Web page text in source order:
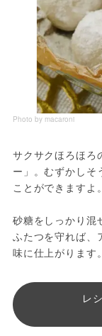
Photo by macaroni
サクサクほろほろ
ー」。むずかしそ
ことができますよ。
砂糖をしっかり混
ふたつを守れば、
味に仕上がります。
レ